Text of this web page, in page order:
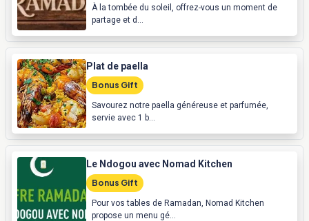
À la tombée du soleil, offrez-vous un moment de
partage et d...
Plat de paella
Bonus Gift
Savourez notre paella généreuse et parfumée,
servie avec 1 b...
Le Ndogou avec Nomad Kitchen
Bonus Gift
Pour vos tables de Ramadan, Nomad Kitchen
propose un menu gé...